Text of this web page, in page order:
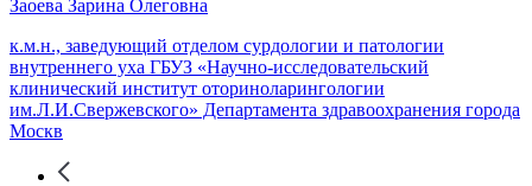
Заоева Зарина Олеговна
к.м.н., заведующий отделом сурдологии и патологии
внутреннего уха ГБУЗ «Научно-исследовательский
клинический институт оториноларингологии
им.Л.И.Свержевского» Департамента здравоохранения города
Москв